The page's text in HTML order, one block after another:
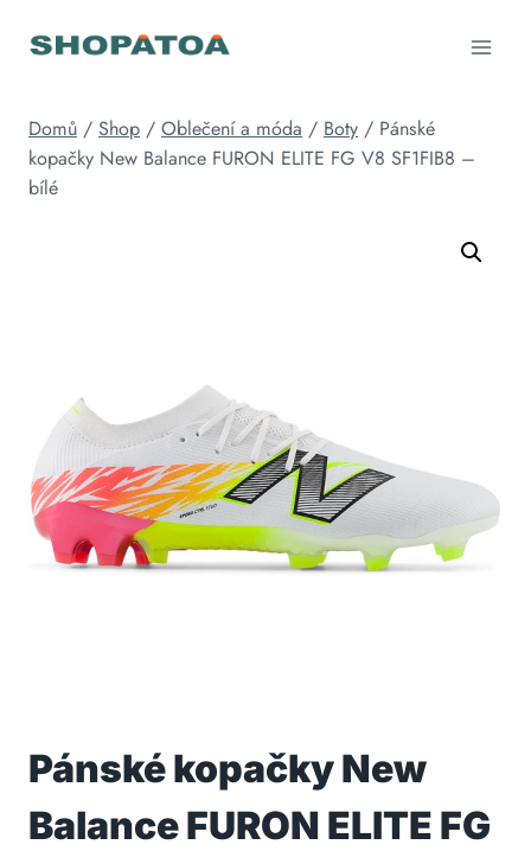
Domů / Shop / Oblečení a móda / Boty / Pánské
kopačky New Balance FURON ELITE FG V8 SF1FIB8 –
bílé
Pánské kopačky New
Balance FURON ELITE FG